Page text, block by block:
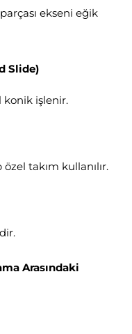
ekseni eğik
Slide)
konik işlenir.
takım kullanılır.
Arasındaki